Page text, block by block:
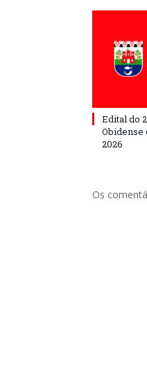
Edital do
Obidense
2026
Os